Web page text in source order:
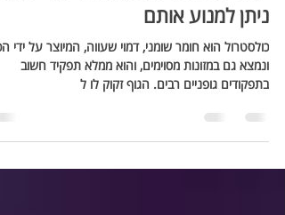
7 סיבוכים של כולסטרול גבוה -
ניתן למנוע אותם
כולסטרול הוא חומר שומני, דמוי שעווה, המיוצר על ידי
בתפקודים גופניים רבים. הגוף זקוק לו ל